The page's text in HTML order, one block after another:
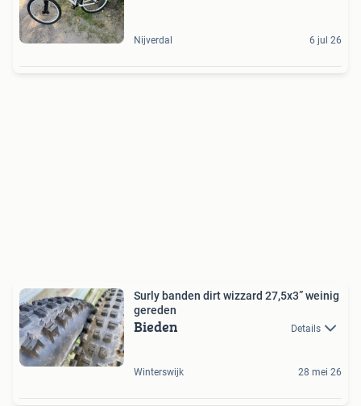
Nijverdal 6 jul 26
Surly banden dirt wizzard 27,5x3” weinig
gereden
Bieden Details
Winterswijk 28 mei 26